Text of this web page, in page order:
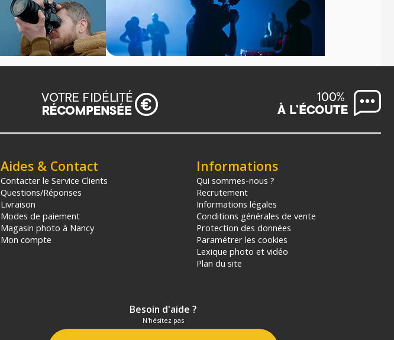
Aides & Contact
Contacter le Service Clients
Questions/Réponses
Livraison
Modes de paiement
Magasin photo à Nancy
Mon compte
Informations
Qui sommes-nous ?
Recrutement
Informations légales
Conditions générales de vente
Protection des données
Paramétrer les cookies
Lexique photo et vidéo
Plan du site
Besoin d'aide ?
N'hésitez pas